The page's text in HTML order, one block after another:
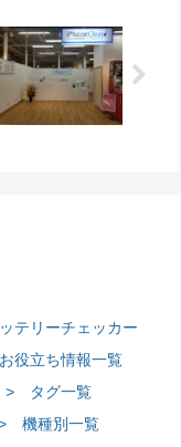
テリーチェッカー
役立ち情報一覧
> タグ一覧
機種別一覧